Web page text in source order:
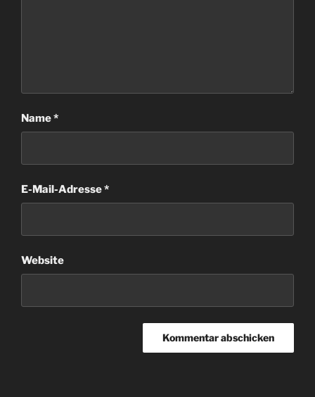
Name*
E-Mail-Adresse*
Website